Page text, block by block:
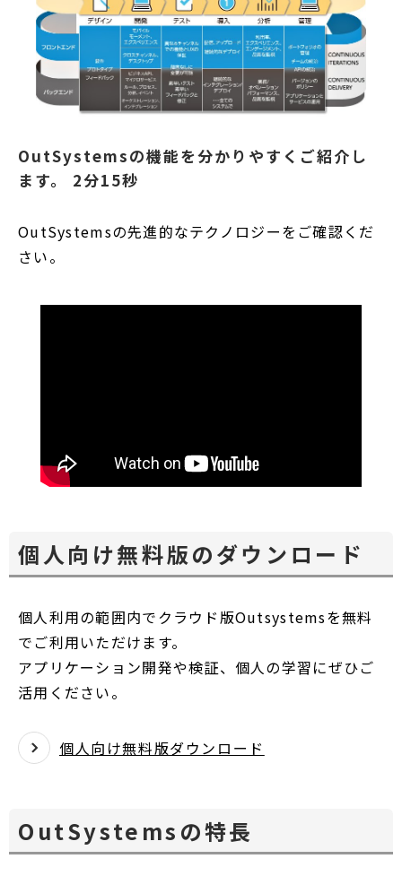
OutSystemsの機能を分かりやすくご紹介し
ます。 2分15秒
OutSystemsの先進的なテクノロジーをご確認くだ
さい。
個人向け無料版のダウンロード
個人利用の範囲内でクラウド版Outsystemsを無料
でご利用いただけます。
アプリケーション開発や検証、個人の学習にぜひご
活用ください。
個人向け無料版ダウンロード
OutSystemsの特長